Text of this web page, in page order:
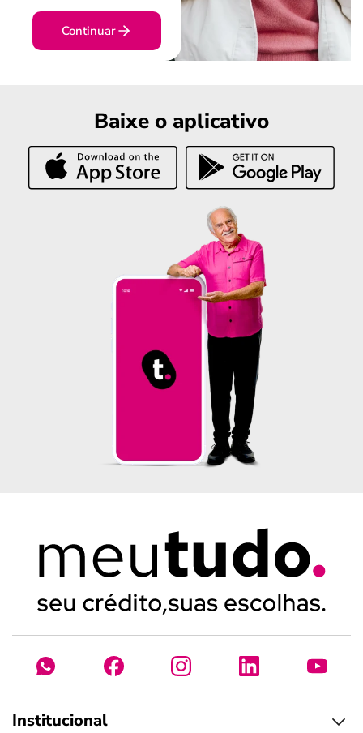
Continuar
Baixe o aplicativo
Institucional